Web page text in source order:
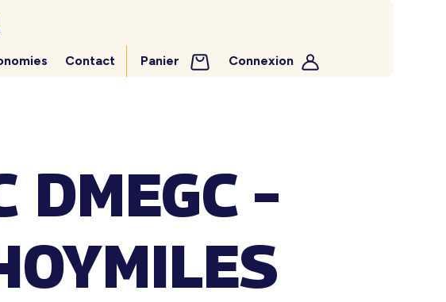
Contact Panier Connexion
–